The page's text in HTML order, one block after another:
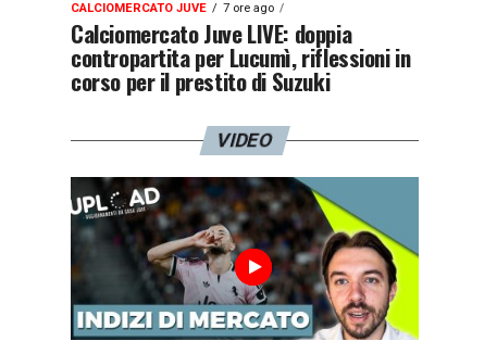
CALCIOMERCATO JUVE 7 ore ago
Calciomercato Juve LIVE: doppia
contropartita per Lucumì, riflessioni in
corso per il prestito di Suzuki
VIDEO